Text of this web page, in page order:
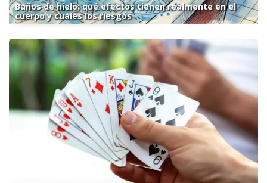
Baños de hielo: qué efectos tienen realmente en el
cuerpo y cuáles los riesgos